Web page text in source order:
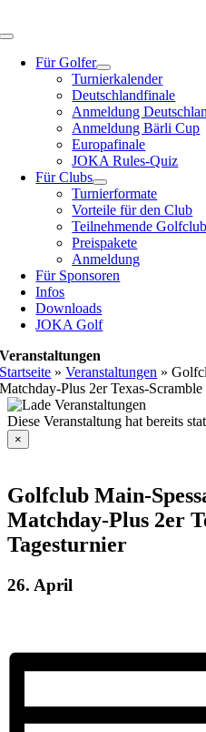
Inhalt
Toggle
NavigationFür Golfer
Turnierkalender
Deutschlandfinale
Anmeldung
Anmeldung Bärli Cup
Europafinale
JOKA Rules-Quiz
Für Clubs
Turnierformate
Vorteile für den Club
Teilnehmende
Preispakete
Anmeldung
Für Sponsoren
Infos
Downloads
JOKA Golf
Veranstaltungen
Startseite »Veranstaltungen »
Matchday-Plus 2er Texas-
Diese Veranstaltung hat bereits
×
Golfclub Main-
Matchday-Plus 2er
Tagesturnier
26. April